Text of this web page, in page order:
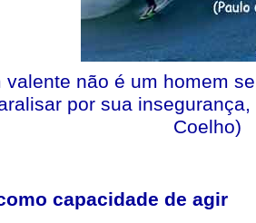
valente não é um homem
por sua
Coelho)
capacidade de agir